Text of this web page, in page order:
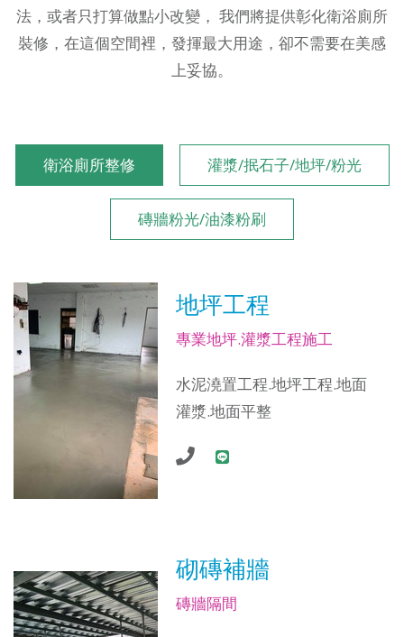
法，或者只打算做點小改變， 我們將提供彰化衛浴廁所
裝修，在這個空間裡，發揮最大用途，卻不需要在美感
上妥協。
衛浴廁所整修 灌漿/抿石子/地坪/粉光
磚牆粉光/油漆粉刷
地坪工程
專業地坪.灌漿工程施工
水泥澆置工程.地坪工程.地面
灌漿.地面平整
砌磚補牆
磚牆隔間